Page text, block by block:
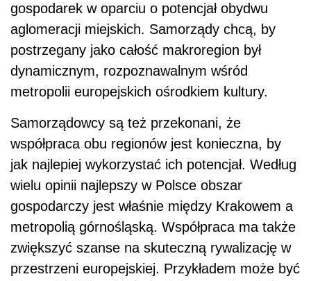
gospodarek w oparciu o potencjał obydwu
aglomeracji miejskich. Samorządy chcą, by
postrzegany jako całość makroregion był
dynamicznym, rozpoznawalnym wśród
metropolii europejskich ośrodkiem kultury.
Samorządowcy są też przekonani, że
współpraca obu regionów jest konieczna, by
jak najlepiej wykorzystać ich potencjał. Według
wielu opinii najlepszy w Polsce obszar
gospodarczy jest właśnie między Krakowem a
metropolią górnośląską. Współpraca ma także
zwiększyć szanse na skuteczną rywalizację w
przestrzeni europejskiej. Przykładem może być